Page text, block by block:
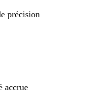
précision
accrue